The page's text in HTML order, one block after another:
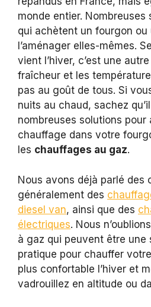
monde entier. Nombreuses
qui achètent un fourgon ou
l’aménager elles-mêmes.
vient l’hiver, c’est une
fraîcheur et les
pas au goût de tous. Si
nuits au chaud, sachez
nombreuses solutions pour
chauffage dans votre
les chauffages au gaz.
Nous avons déjà parlé des
généralement des
diesel van, ainsi que des
électriques. Nous
à gaz qui peuvent être une
pratique pour chauffer
plus confortable l’hiver et
vadrouillez en altitude ou